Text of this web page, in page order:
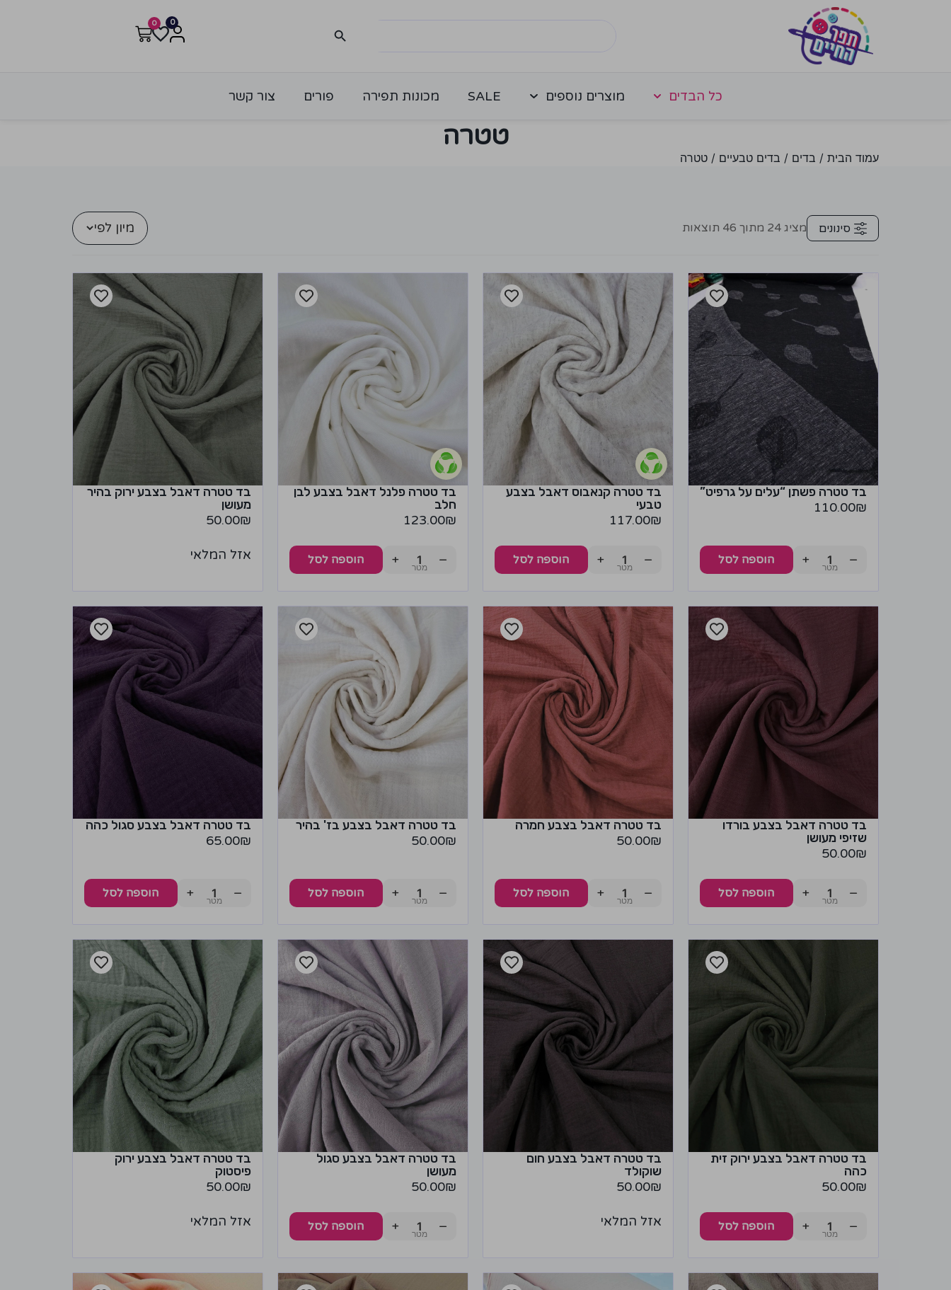
0
0
כל הבדים מוצרים נוספים SALE מכונות תפירה פורים צור קשר
טטרה
עמוד הבית / בדים / בדים טבעיים / טטרה
סינונים מציג 24 מתוך 46 תוצאות מיון לפי
בד טטרה פשתן “עלים על גרפיט”
110.00₪
−
+ הוספה לסל
בד טטרה קנאבוס דאבל בצבע
טבעי
117.00₪
−
+ הוספה לסל
בד טטרה פלנל דאבל בצבע לבן
חלב
123.00₪
−
+ הוספה לסל
בד טטרה דאבל בצבע ירוק בהיר
מעושן
50.00₪
אזל המלאי
בד טטרה דאבל בצבע בורדו
שזיפי מעושן
50.00₪
−
+ הוספה לסל
בד טטרה דאבל בצבע חמרה
50.00₪
−
+ הוספה לסל
בד טטרה דאבל בצבע בז' בהיר
50.00₪
−
+ הוספה לסל
בד טטרה דאבל בצבע סגול כהה
65.00₪
−
+ הוספה לסל
בד טטרה דאבל בצבע ירוק זית
כהה
50.00₪
−
+ הוספה לסל
בד טטרה דאבל בצבע חום
שוקולד
50.00₪
אזל המלאי
בד טטרה דאבל בצבע סגול
מעושן
50.00₪
−
+ הוספה לסל
בד טטרה דאבל בצבע ירוק
פיסטוק
50.00₪
אזל המלאי